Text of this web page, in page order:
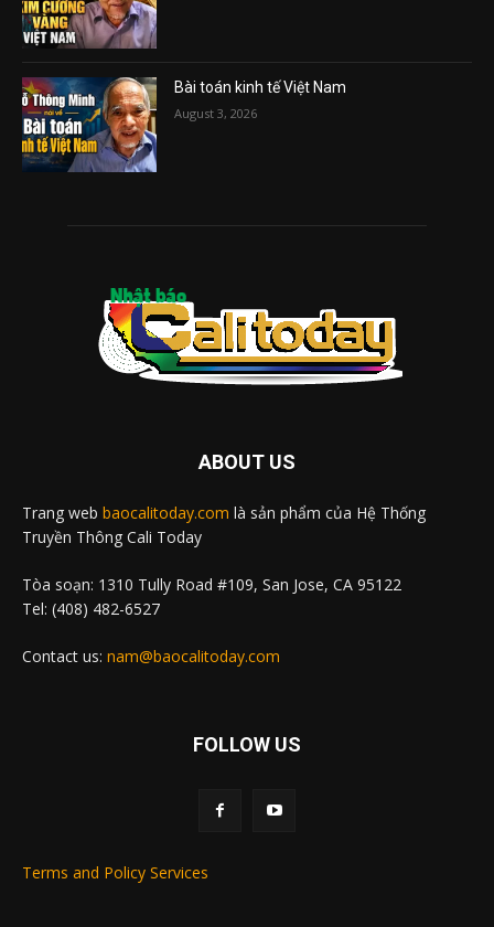
Bài toán kinh tế Việt Nam
August 3, 2026
ABOUT US
Trang web baocalitoday.com là sản phẩm của Hệ Thống
Truyền Thông Cali Today
Tòa soạn: 1310 Tully Road #109, San Jose, CA 95122
Tel: (408) 482-6527
Contact us: nam@baocalitoday.com
FOLLOW US
Terms and Policy Services